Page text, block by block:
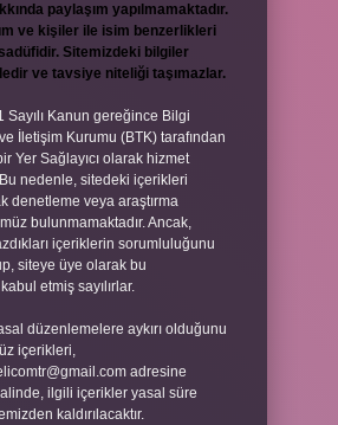
paylaşım yapılmamaktadır.
ve kişiler ile isim benzerlikleri
Sitemizdeki bilgiler
ve tavsiye niteliği taşımazlar.
Sayılı Kanun gereğince Bilgi
İletişim Kurumu (BTK) tarafından
Yer Sağlayıcı olarak hizmet
nedenle, sitedeki içerikleri
denetleme veya araştırma
bulunmamaktadır. Ancak,
içeriklerin sorumluluğunu
siteye üye olarak bu
etmiş sayılırlar.
düzenlemelere aykırı olduğunu
içerikleri,
adresine
ilgili içerikler yasal süre
kaldırılacaktır.